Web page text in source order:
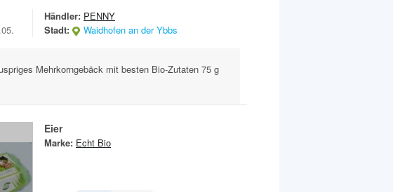
Händler: PENNY
Stadt:
Waidhofen an der Ybbs
Mehrkorngebäck mit besten Bio-Zutaten 75 g
Eier
Marke: Echt Bio